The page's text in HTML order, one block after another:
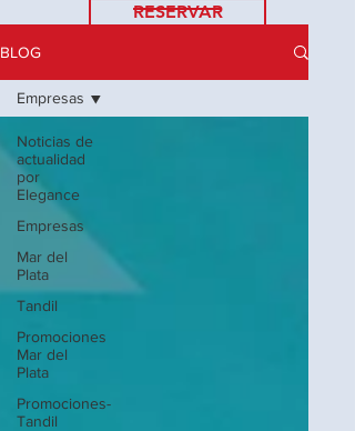
RESERVAR
BLOG
Noticias de
actualidad
por
Elegance
Empresas
Mar del
Plata
Tandil
Promociones
Mar del
Plata
Promociones-
Tandil
Empresas